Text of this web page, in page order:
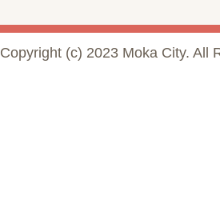
Copyright (c) 2023 Moka City. All